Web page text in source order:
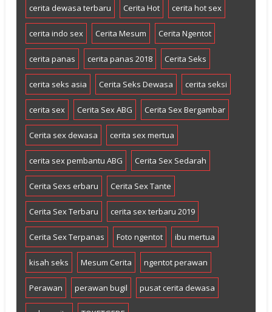
cerita dewasa terbaru Cerita Hot cerita hot sex
cerita indo sex Cerita Mesum Cerita Ngentot
cerita panas cerita panas 2018 Cerita Seks
cerita seks asia Cerita Seks Dewasa cerita seksi
cerita sex Cerita Sex ABG Cerita Sex Bergambar
Cerita sex dewasa cerita sex mertua
cerita sex pembantu ABG Cerita Sex Sedarah
Cerita Sexs erbaru Cerita Sex Tante
Cerita Sex Terbaru cerita sex terbaru 2019
Cerita Sex Terpanas Foto ngentot ibu mertua
kisah seks Mesum Cerita ngentot perawan
Perawan perawan bugil pusat cerita dewasa